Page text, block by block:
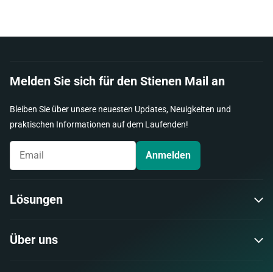
Melden Sie sich für den Stienen Mail an
Bleiben Sie über unsere neuesten Updates, Neuigkeiten und
praktischen Informationen auf dem Laufenden!
Anmelden
Lösungen
Über uns